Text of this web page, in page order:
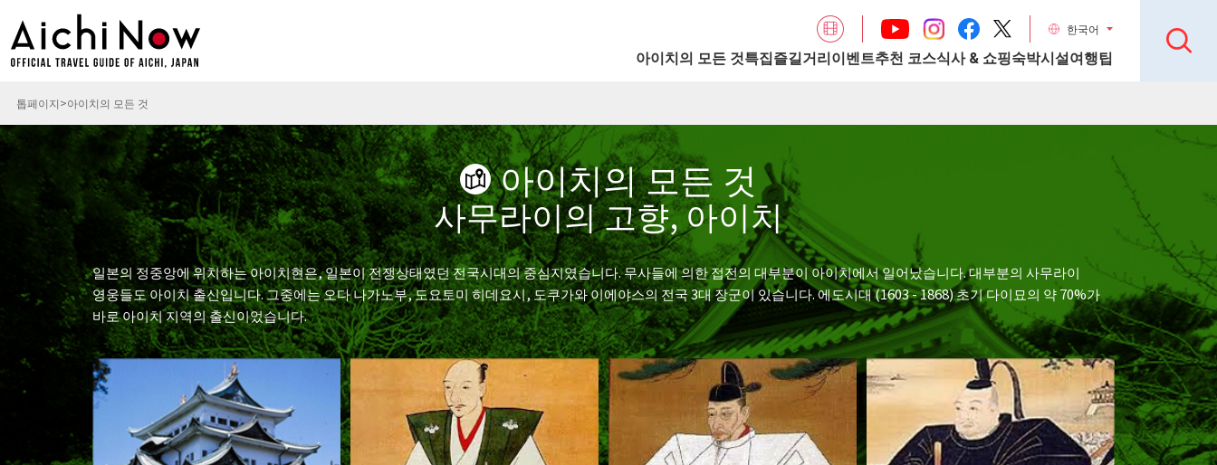
한국어
아이치의 모든 것특집즐길거리이벤트추천 코스식사 & 쇼핑숙박시설여행팁
톱페이지 아이치의 모든 것
아이치의 모든 것
사무라이의 고향, 아이치
일본의 정중앙에 위치하는 아이치현은, 일본이 전쟁상태였던 전국시대의 중심지였습니다. 무사들에 의한 접전의 대부분이 아이치에서 일어났습니다. 대부분의 사무라이
영웅들도 아이치 출신입니다. 그중에는 오다 나가노부, 도요토미 히데요시, 도쿠가와 이에야스의 전국 3대 장군이 있습니다. 에도시대 (1603 - 1868) 초기 다이묘의 약 70%가
바로 아이치 지역의 출신이었습니다.